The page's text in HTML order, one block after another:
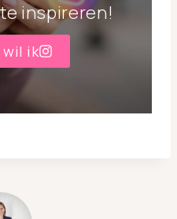
inspireren!
wil ik